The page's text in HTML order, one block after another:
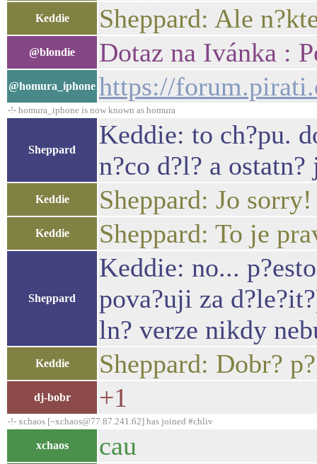
Keddie Sheppard: Ale
@blondie Dotaz na Ivánka :
@homura_iphone https://
-!- homura_iphone is now known as homura
Sheppard
Keddie: to ch?pu.
n?co d?l? a
Keddie Sheppard: Jo
Keddie Sheppard: To je
Sheppard
Keddie: no...
pova?uji za
ln? verze nikdy
Keddie Sheppard: Dobr?
dj-bobr +1
-!- xchaos [~xchaos@77.87.241.62] has joined #chliv
xchaos cau